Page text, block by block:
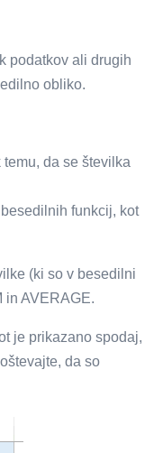
podatkov ali drugih
obliko.
da se številka
funkcij, kot
(ki so v besedilni
in AVERAGE.
je prikazano spodaj,
da so